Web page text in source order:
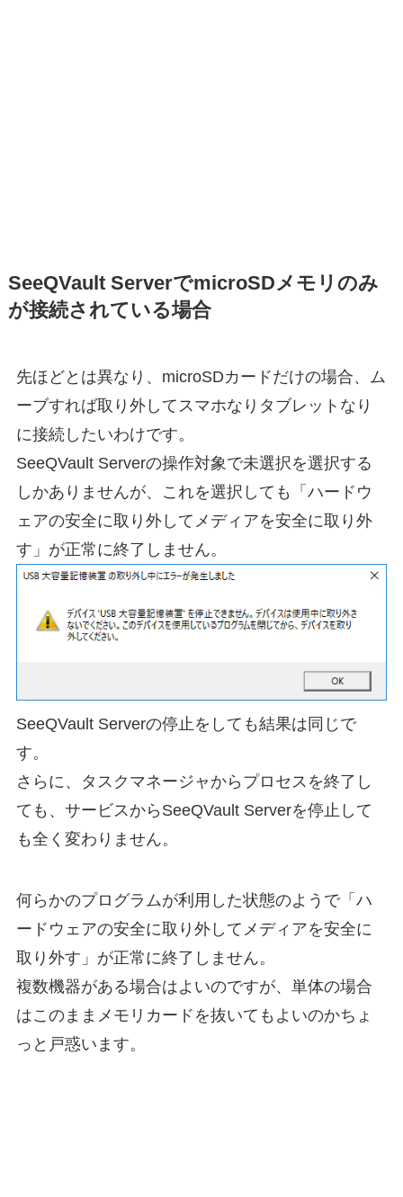
SeeQVault ServerでmicroSDメモリのみ
が接続されている場合
先ほどとは異なり、microSDカードだけの場合、ム
ーブすれば取り外してスマホなりタブレットなり
に接続したいわけです。
SeeQVault Serverの操作対象で未選択を選択する
しかありませんが、これを選択しても「ハードウ
ェアの安全に取り外してメディアを安全に取り外
す」が正常に終了しません。
SeeQVault Serverの停止をしても結果は同じで
す。
さらに、タスクマネージャからプロセスを終了し
ても、サービスからSeeQVault Serverを停止して
も全く変わりません。
何らかのプログラムが利用した状態のようで「ハ
ードウェアの安全に取り外してメディアを安全に
取り外す」が正常に終了しません。
複数機器がある場合はよいのですが、単体の場合
はこのままメモリカードを抜いてもよいのかちょ
っと戸惑います。